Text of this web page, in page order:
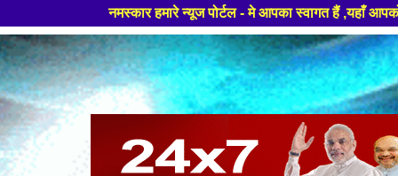
नमस्कार हमारे न्यूज पोर्टल - मे आपका स्वागत हैं ,यहाँ आपको हमेशा ताजा